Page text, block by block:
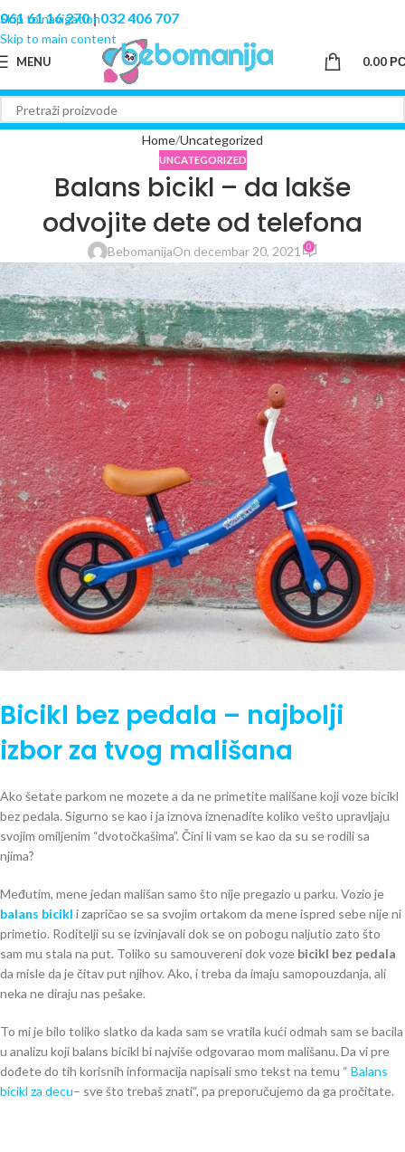
Skip to navigation
Skip to main content
061 61 16 270|032 406 707
MENU 0.00
Home Uncategorized
UNCATEGORIZED
Balans bicikl – da lakše
odvojite dete od telefona
BebomanijaOn decembar 20, 2021 0
Bicikl bez pedala – najbolji
izbor za tvog mališana
Ako šetate parkom ne mozete a da ne primetite mališane koji voze bicikl
bez pedala. Sigurno se kao i ja iznova iznenadite koliko vešto upravljaju
svojim omiljenim “dvotočkašima”. Čini li vam se kao da su se rodili sa
njima?
Međutim, mene jedan mališan samo što nije pregazio u parku. Vozio je
balans bicikl i zapričao se sa svojim ortakom da mene ispred sebe nije ni
primetio. Roditelji su se izvinjavali dok se on pobogu naljutio zato što
sam mu stala na put. Toliko su samouvereni dok voze bicikl bez pedala
da misle da je čitav put njihov. Ako, i treba da imaju samopouzdanja, ali
neka ne diraju nas pešake.
To mi je bilo toliko slatko da kada sam se vratila kući odmah sam se bacila
u analizu koji balans bicikl bi najviše odgovarao mom mališanu. Da vi pre
dođete do tih korisnih informacija napisali smo tekst na temu “ Balans
bicikl za decu– sve što trebaš znati“, pa preporučujemo da ga pročitate.